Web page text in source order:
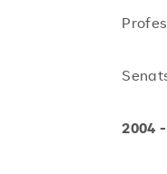
2004